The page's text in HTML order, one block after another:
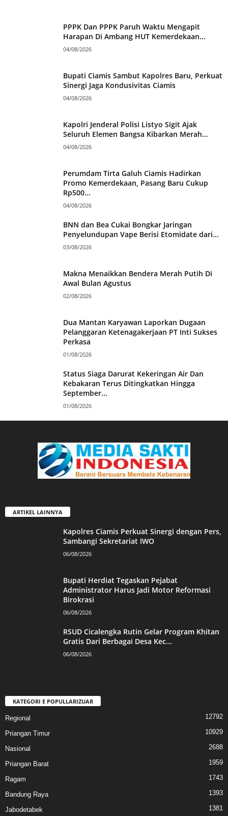
PPPK Dan PPPK Paruh Waktu Mengapit
Harapan Di Ambang HUT Kemerdekaan...
04/08/2026
Bupati Ciamis Sambut Kapolres Baru, Perkuat
Sinergi Jaga Kondusivitas Ciamis
04/08/2026
Kapolri Jenderal Polisi Listyo Sigit Ajak
Seluruh Elemen Bangsa Kibarkan Merah...
04/08/2026
Perumdam Tirta Galuh Ciamis Hadirkan
Promo Kemerdekaan, Pasang Baru Cukup
Rp500...
04/08/2026
BNN dan Bea Cukai Bongkar Jaringan
Penyelundupan Vape Berisi Etomidate dari...
03/08/2026
Makna Menaikkan Bendera Merah Putih Di
Awal Bulan Agustus
02/08/2026
Dua Mantan Karyawan Laporkan Dugaan
Pelanggaran Ketenagakerjaan PT Inti Sukses
Perkasa
01/08/2026
Status Siaga Darurat Kekeringan Air Dan
Kebakaran Terus Ditingkatkan Hingga
September...
01/08/2026
ARTIKEL LAINNYA
Kapolres Ciamis Perkuat Sinergi dengan Pers,
Sambangi Sekretariat IWO
06/08/2026
Bupati Herdiat Tegaskan Pejabat
Administrator Harus Jadi Motor Reformasi
Birokrasi
06/08/2026
RSUD Cicalengka Rutin Gelar Program Khitan
Gratis Dari Berbagai Desa Kec...
06/08/2026
KATEGORI E POPULLARIZUAR
Regional 12792
Priangan Timur 10929
Nasional 2688
Priangan Barat 1959
Ragam 1743
Bandung Raya 1393
Jabodetabek 1381